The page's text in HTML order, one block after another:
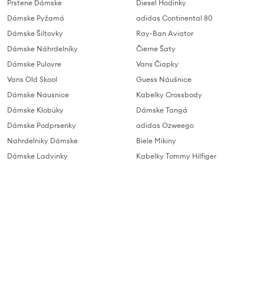
Prstene Dámske
Dámske Pyžamá
Dámske Šiltovky
Dámske Náhrdelníky
Dámske Pulovre
Vans Old Skool
Dámske Nausnice
Dámske Klobúky
Dámske Podprsenky
Nahrdelniky Dámske
Dámske Ladvinky
Diesel Hodinky
adidas Continental 80
Ray-Ban Aviator
Čierne Šaty
Vans Čiapky
Guess Náušnice
Kabelky Crossbody
Dámske Tangá
adidas Ozweego
Biele Mikiny
Kabelky Tommy Hilfiger